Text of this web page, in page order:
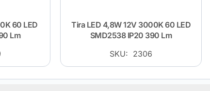
60 LED
Lm
Tira LED 4,8W 12V 3000K 60 LED
SMD2538 IP20 390 Lm
SKU: 2306